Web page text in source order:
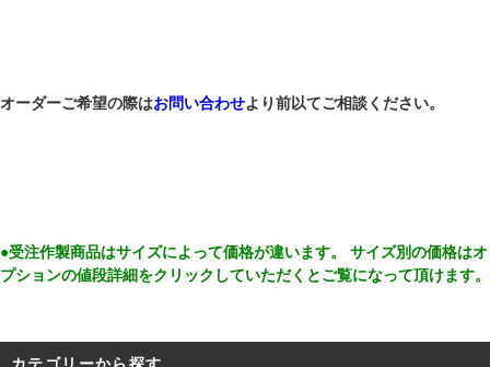
オーダーご希望の際はお問い合わせより前以てご相談ください。
●受注作製商品はサイズによって価格が違います。 サイズ別の価格はオ
プションの値段詳細をクリックしていただくとご覧になって頂けます。
カテゴリーから探す